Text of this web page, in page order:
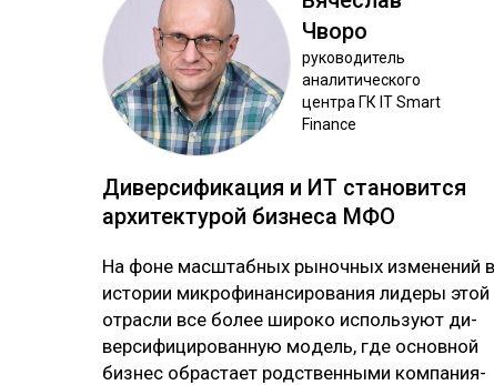
Чво­ро
ру­ково­дитель
ана­лити­чес­ко­го
цен­тра ГК IT Smart
Finance
Ди­вер­си­фика­ция и ИТ ста­новит­ся
ар­хи­тек­ту­рой биз­не­са МФО
На фо­не мас­штаб­ных ры­ноч­ных из­ме­не­ний в
ис­то­рии мик­ро­фи­нан­си­ро­ва­ния ли­де­ры этой
от­рас­ли все бо­лее ши­ро­ко ис­поль­зуют ди­
вер­си­фи­ци­ро­ван­ную мо­дель, где ос­нов­ной
биз­нес об­рас­тает родс­твен­ны­ми ком­па­ния­